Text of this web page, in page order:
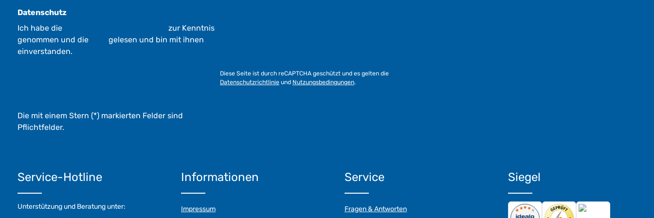
Datenschutz
Ich habe die
zur Kenntnis
genommen und die
gelesen und bin mit ihnen
einverstanden.
Diese Seite ist durch reCAPTCHA geschützt und es gelten die
Datenschutzrichtlinie und Nutzungsbedingungen.
Die mit einem Stern (*) markierten Felder sind
Pflichtfelder.
Service-Hotline
Unterstützung und Beratung unter:
Informationen
Impressum
Service
Fragen & Antworten
Siegel